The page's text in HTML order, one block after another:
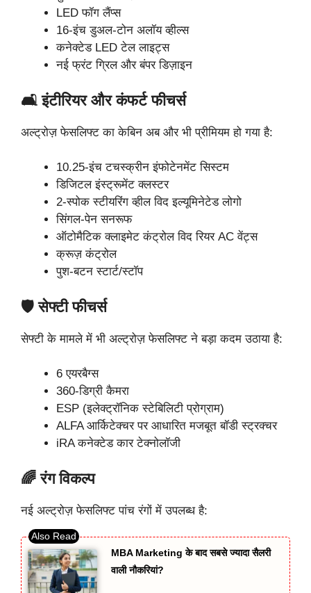
LED फॉग लैंप्स
16-इंच डुअल-टोन अलॉय व्हील्स
कनेक्टेड LED टेल लाइट्स
नई फ्रंट ग्रिल और बंपर डिज़ाइन
🛋️ इंटीरियर और कंफर्ट फीचर्स
अल्ट्रोज़ फेसलिफ्ट का केबिन अब और भी प्रीमियम हो गया है:
10.25-इंच टचस्क्रीन इंफोटेनमेंट सिस्टम
डिजिटल इंस्ट्रूमेंट क्लस्टर
2-स्पोक स्टीयरिंग व्हील विद इल्यूमिनेटेड लोगो
सिंगल-पेन सनरूफ
ऑटोमैटिक क्लाइमेट कंट्रोल विद रियर AC वेंट्स
क्रूज़ कंट्रोल
पुश-बटन स्टार्ट/स्टॉप
🛡️ सेफ्टी फीचर्स
सेफ्टी के मामले में भी अल्ट्रोज़ फेसलिफ्ट ने बड़ा कदम उठाया है:
6 एयरबैग्स
360-डिग्री कैमरा
ESP (इलेक्ट्रॉनिक स्टेबिलिटी प्रोग्राम)
ALFA आर्किटेक्चर पर आधारित मजबूत बॉडी स्ट्रक्चर
iRA कनेक्टेड कार टेक्नोलॉजी
🌈 रंग विकल्प
नई अल्ट्रोज़ फेसलिफ्ट पांच रंगों में उपलब्ध है:
MBA Marketing के बाद सबसे ज्यादा सैलरी
वाली नौकरियां?